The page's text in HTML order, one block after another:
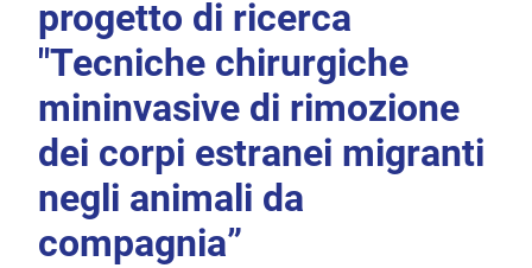
progetto di ricerca
"Tecniche chirurgiche
mininvasive di rimozione
dei corpi estranei migranti
negli animali da
compagnia”